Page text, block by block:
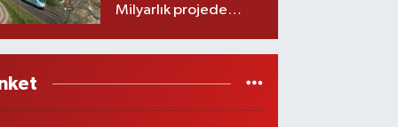
Milyarlık projede